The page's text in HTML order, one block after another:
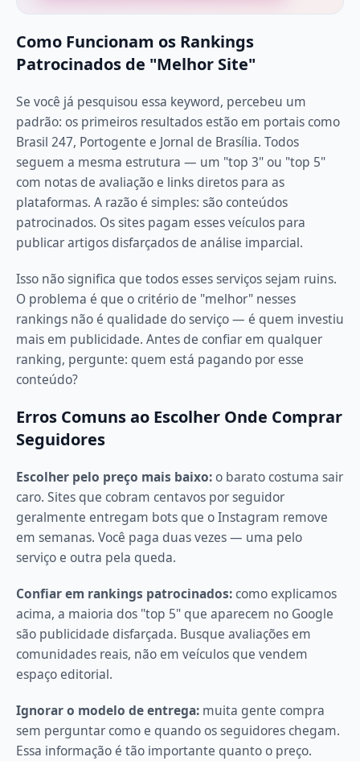
Como Funcionam os Rankings
Patrocinados de "Melhor Site"
Se você já pesquisou essa keyword, percebeu um
padrão: os primeiros resultados estão em portais como
Brasil 247, Portogente e Jornal de Brasília. Todos
seguem a mesma estrutura — um "top 3" ou "top 5"
com notas de avaliação e links diretos para as
plataformas. A razão é simples: são conteúdos
patrocinados. Os sites pagam esses veículos para
publicar artigos disfarçados de análise imparcial.
Isso não significa que todos esses serviços sejam ruins.
O problema é que o critério de "melhor" nesses
rankings não é qualidade do serviço — é quem investiu
mais em publicidade. Antes de confiar em qualquer
ranking, pergunte: quem está pagando por esse
conteúdo?
Erros Comuns ao Escolher Onde Comprar
Seguidores
Escolher pelo preço mais baixo: o barato costuma sair
caro. Sites que cobram centavos por seguidor
geralmente entregam bots que o Instagram remove
em semanas. Você paga duas vezes — uma pelo
serviço e outra pela queda.
Confiar em rankings patrocinados: como explicamos
acima, a maioria dos "top 5" que aparecem no Google
são publicidade disfarçada. Busque avaliações em
comunidades reais, não em veículos que vendem
espaço editorial.
Ignorar o modelo de entrega: muita gente compra
sem perguntar como e quando os seguidores chegam.
Essa informação é tão importante quanto o preço.